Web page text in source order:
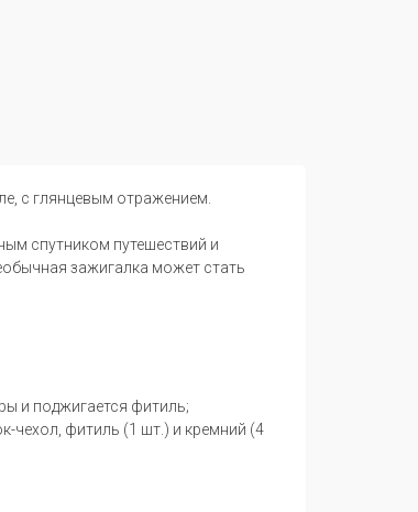
с глянцевым отражением.
спутником путешествий и
зажигалка может стать
и поджигается фитиль;
чехол, фитиль (1 шт.) и кремний (4